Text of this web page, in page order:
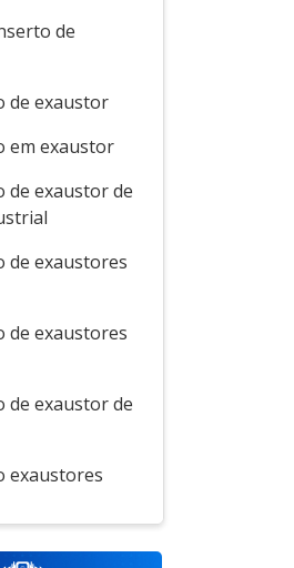
de
de exaustor
em exaustor
de exaustor de
de exaustores
de exaustores
de exaustor de
exaustores